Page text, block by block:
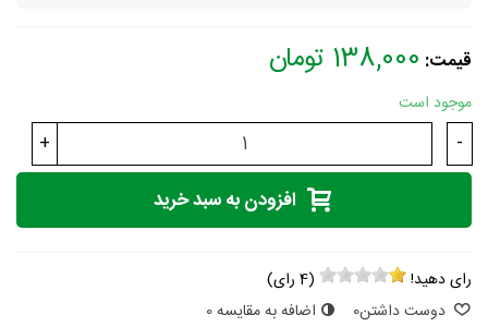
قیمت: 138,000 تومان
موجود است
-
+
افزودن به سبد خرید
رای دهید! (
4 رای)
دوست داشتن0 اضافه به مقایسه0